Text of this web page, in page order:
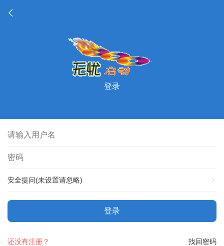
登录
安全提问(未设置请忽略)
登录
找回密码
还没有注册？